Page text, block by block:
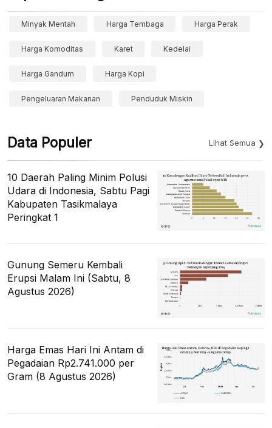
Minyak Mentah Harga Tembaga Harga Perak
Harga Komoditas Karet Kedelai
Harga Gandum Harga Kopi
Pengeluaran Makanan Penduduk Miskin
Data Populer Lihat Semua
10 Daerah Paling Minim Polusi
Udara di Indonesia, Sabtu Pagi
Kabupaten Tasikmalaya
Peringkat 1
Gunung Semeru Kembali
Erupsi Malam Ini (Sabtu, 8
Agustus 2026)
Harga Emas Hari Ini Antam di
Pegadaian Rp2.741.000 per
Gram (8 Agustus 2026)